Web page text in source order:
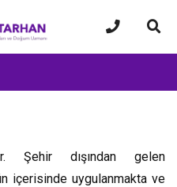
Şehir dışından gelen
içerisinde uygulanmakta ve